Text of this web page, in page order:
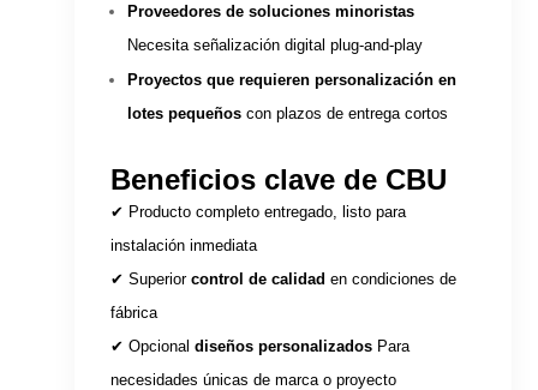
Proveedores de soluciones minoristas
Necesita señalización digital plug-and-play
Proyectos que requieren personalización en
lotes pequeños con plazos de entrega cortos
Beneficios clave de CBU
✔ Producto completo entregado, listo para
instalación inmediata
✔ Superiorcontrol de calidad en condiciones de
fábrica
✔ Opcionaldiseños personalizados Para
necesidades únicas de marca o proyecto